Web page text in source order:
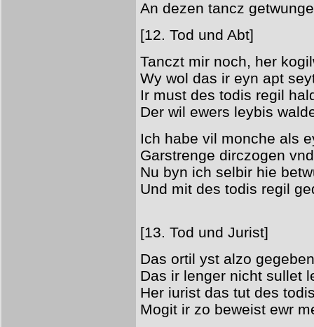
An dezen tancz
[12. Tod und Abt]
Tanczt mir noch, her
Wy wol das ir eyn apt
Ir must des todis regil
Der wil ewers leybis
Ich habe vil monche als
Garstrenge dirczogen
Nu byn ich selbir hie
Und mit des todis regil
[13. Tod und Jurist]
Das ortil yst alzo
Das ir lenger nicht sullet
Her iurist das tut des
Mogit ir zo beweist ewr